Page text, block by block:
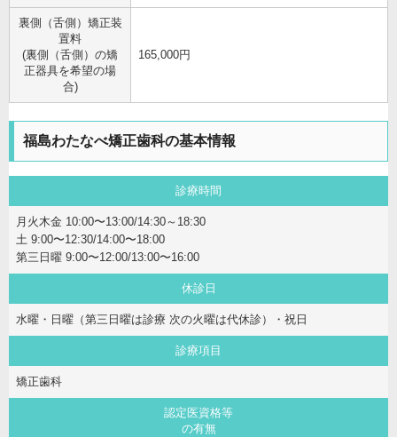
裏側（舌側）矯正装
置料
(裏側（舌側）の矯
正器具を希望の場
合)
165,000円
福島わたなべ矯正歯科の基本情報
診療時間
月火木金 10:00〜13:00/14:30～18:30
土 9:00〜12:30/14:00〜18:00
第三日曜 9:00〜12:00/13:00〜16:00
休診日
水曜・日曜（第三日曜は診療 次の火曜は代休診）・祝日
診療項目
矯正歯科
認定医資格等
の有無